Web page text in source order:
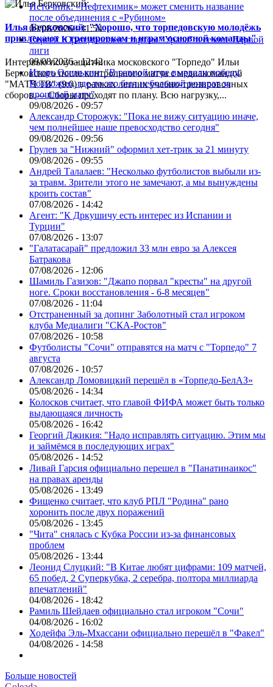
Илья Берковский: "Хорошо, что торпедовскую молодёжь
привлекают к тренировкам и играм основной команды"
Интервью полузащитника московского "Торпедо" Ильи
Берковского после контрольного матча с медиакомандой
"МАТЧ ТВ" (9:0) в рамках летних учебно-тренировочных
сборов.— Сборы проходят по плану. Всю нагрузку,...
Источник: «Нефтехимик» может сменить название
после объединения с «Рубином»
09/08/2026 - 11:54
Сергей Юран доволен стартом "Урала" в сезоне Первой
лиги
09/08/2026 - 12:42
Игорь Осинькин: "В равной игре вырвали победу.
Возможно, где-то это был небольшой возврат за
прошлый матч"
09/08/2026 - 09:57
Александр Сторожук: "Пока не вижу ситуацию иначе,
чем полнейшее наше превосходство сегодня"
09/08/2026 - 09:56
Грулев за "Нижний" оформил хет-трик за 21 минуту
09/08/2026 - 09:55
Андрей Талалаев: "Несколько футболистов выбыли из-
за травм. Зрители этого не замечают, а мы вынуждены
кроить состав"
07/08/2026 - 14:42
Агент: "К Дркушичу есть интерес из Испании и
Турции"
07/08/2026 - 13:07
"Галатасарай" предложил 33 млн евро за Алексея
Батракова
07/08/2026 - 12:06
Шамиль Газизов: "Джапо порвал "кресты" на другой
ноге. Сроки восстановления - 6-8 месяцев"
07/08/2026 - 11:04
Отстраненный за допинг Заболотный стал игроком
клуба Медиалиги "СКА-Ростов"
07/08/2026 - 10:58
Футболисты "Сочи" отправятся на матч с "Торпедо" 7
августа
07/08/2026 - 10:57
Александр Ломовицкий перешёл в «Торпедо-БелАЗ»
05/08/2026 - 14:34
Колосков считает, что главой ФИФА может быть только
выдающаяся личность
05/08/2026 - 16:42
Георгий Джикия: "Надо исправлять ситуацию. Этим мы
и займёмся в последующих играх"
05/08/2026 - 14:52
Ливай Гарсия официально перешел в "Панатинаикос"
на правах аренды
05/08/2026 - 13:49
Фищенко считает, что клуб РПЛ "Родина" рано
хоронить после двух поражений
05/08/2026 - 13:45
"Чита" снялась с Кубка России из-за финансовых
проблем
05/08/2026 - 13:44
Леонид Слуцкий: "В Китае любят цифрами: 109 матчей,
65 побед, 2 Суперкубка, 2 серебра, полтора миллиарда
впечатлений"
04/08/2026 - 18:42
Рамиль Шейдаев официально стал игроком "Сочи"
04/08/2026 - 16:02
Ходейфа Эль-Мхассани официально перешёл в "Факел"
04/08/2026 - 14:58
Больше новостей